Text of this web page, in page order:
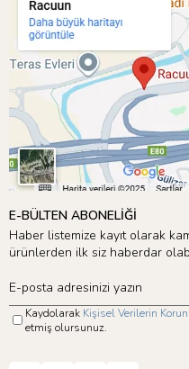
E-BÜLTEN ABONELİĞİ
Haber listemize kayıt olarak
ürünlerden ilk siz haberdar
Kaydolarak Kişisel Verilerin
etmiş olursunuz.